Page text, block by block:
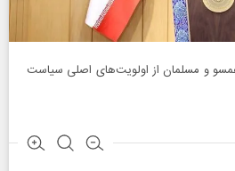
و مسلمان از اولویت‌های اصلی سیاست